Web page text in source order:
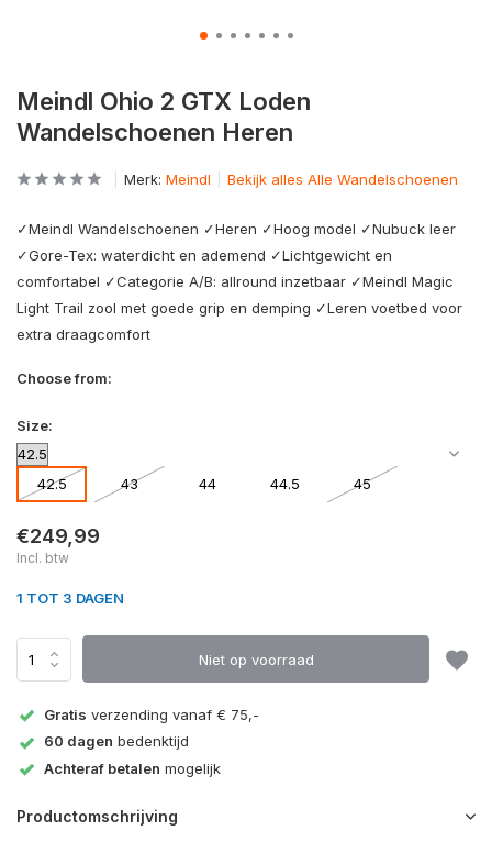
Meindl Ohio 2 GTX Loden
Wandelschoenen Heren
Merk: Meindl Bekijk alles Alle Wandelschoenen
✓Meindl Wandelschoenen ✓Heren ✓Hoog model ✓Nubuck leer
✓Gore-Tex: waterdicht en ademend ✓Lichtgewicht en
comfortabel ✓Categorie A/B: allround inzetbaar ✓Meindl Magic
Light Trail zool met goede grip en demping ✓Leren voetbed voor
extra draagcomfort
Choose from:
Size:
42.5 43 44 44.5 45
€249,99
Incl. btw
1 TOT 3 DAGEN
Niet op voorraad
Gratis verzending vanaf € 75,-
60 dagen bedenktijd
Achteraf betalen mogelijk
Productomschrijving